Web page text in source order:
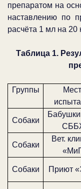
препаратом на
наставлению по
расчёта 1 мл на 20
Таблица 1.
Группы
Собаки
Собаки
Вет.
Собаки Приют